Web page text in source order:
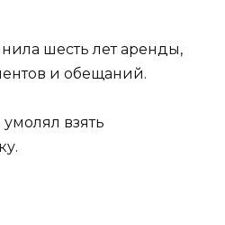
шесть лет аренды,
и обещаний.
взять